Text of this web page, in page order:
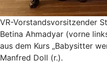
VR-Vorstandsvorsitzender
Betina Ahmadyar (vorne
aus dem Kurs „Babysitter
Manfred Doll (r.).